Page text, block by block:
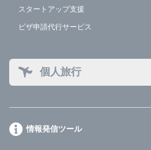
スタートアップ支援
ビザ申請代行サービス
個人旅行
情報発信ツール